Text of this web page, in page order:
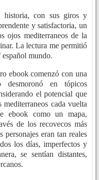
historia, con sus giros y
y satisfactoria, un
ojos mediterraneos de la
La lectura me permitió
mundo.
ebook comenzó con una
en tópicos
el potencial que
cada vuelta
ebook como un mapa,
de los recovecos más
eran tan reales
los días, imperfectos y
se sentían distantes,